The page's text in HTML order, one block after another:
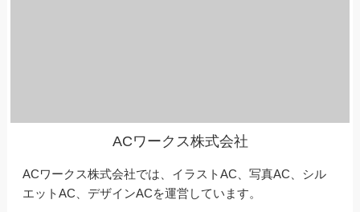
ACワークス株式会社
ACワークス株式会社では、イラストAC、写真AC、シル
エットAC、デザインACを運営しています。